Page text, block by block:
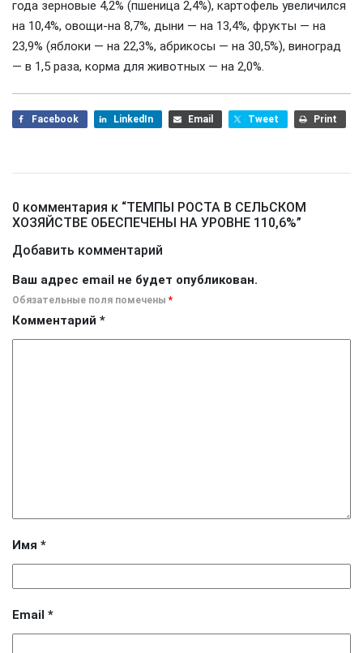
года зерновые 4,2% (пшеница 2,4%), картофель увеличился
на 10,4%, овощи-на 8,7%, дыни — на 13,4%, фрукты — на
23,9% (яблоки — на 22,3%, абрикосы — на 30,5%), виноград
— в 1,5 раза, корма для животных — на 2,0%.
Facebook LinkedIn Email Tweet Print
0 комментария к “ТЕМПЫ РОСТА В СЕЛЬСКОМ
ХОЗЯЙСТВЕ ОБЕСПЕЧЕНЫ НА УРОВНЕ 110,6%”
Добавить комментарий
Ваш адрес email не будет опубликован.
Обязательные поля помечены *
Комментарий *
Имя *
Email *